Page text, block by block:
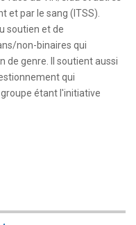
et par le sang (ITSS).
soutien et de
non-binaires qui
de genre. Il soutient aussi
qui
étant l'initiative